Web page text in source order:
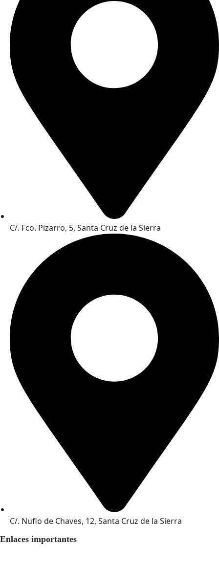
C/. Fco. Pizarro, 5, Santa Cruz de la Sierra
C/. Nuflo de Chaves, 12, Santa Cruz de la Sierra
Enlaces importantes